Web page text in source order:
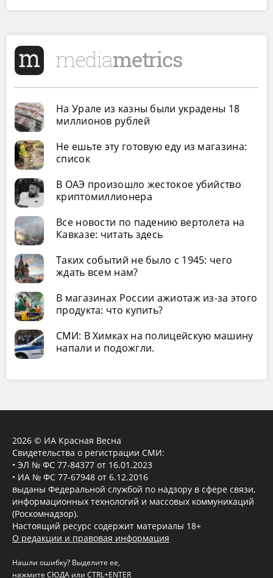
На Урале из казны были украдены 18
миллионов рублей
Не ешьте эту готовую еду из магазина:
список
В ОАЭ произошло жестокое убийство
криптомиллионера
Все новости по падению вертолета на
Кавказе: читать здесь
Таких событий не было с 1945: чего
ждать всем нам?
В магазинах России ажиотаж из-за этого
продукта: что купить?
СМИ: В Химках на полицейскую машину
напали и подожгли.
2026 © ИА Красная Весна
Свидетельства о регистрации СМИ:
• ЭЛ № ФС 77-84377 от 16.01.2023
• ИА № ФС 77-67948 от 6.12.2016
выданы Федеральной службой по надзору в сфере связи,
информационных технологий и массовых коммуникаций
(Роскомнадзор).
Настоящий ресурс содержит материалы 18+
О редакции и правовая информация
Нашли ошибку? Выделите ее,
нажмите СЮДА или CTRL+ENTER